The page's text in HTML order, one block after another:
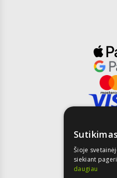
Šioje
siekiant
daugiau